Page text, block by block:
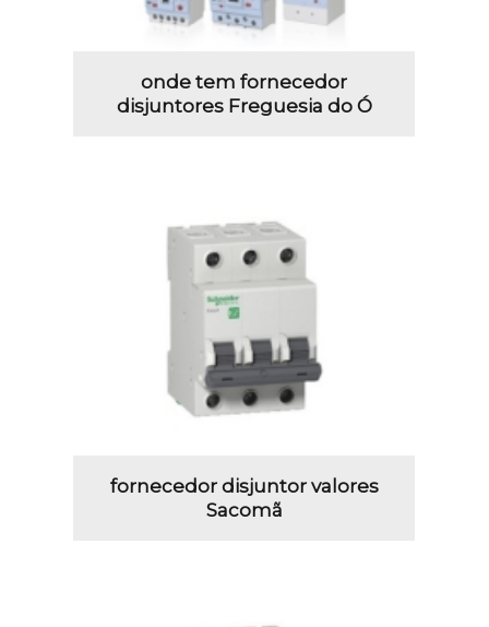
onde tem fornecedor
disjuntores Freguesia do Ó
fornecedor disjuntor valores
Sacomã